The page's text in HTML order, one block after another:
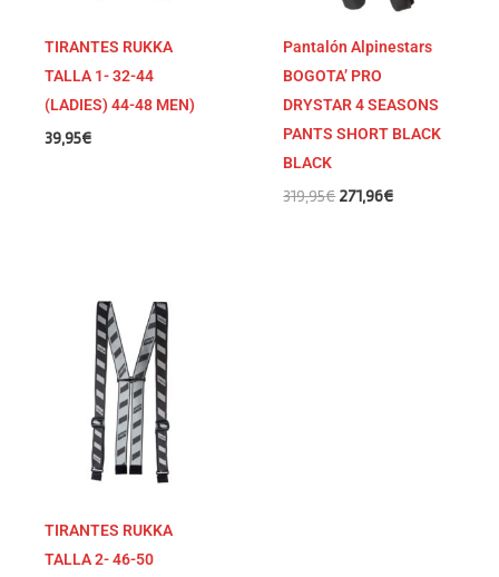
TIRANTES RUKKA
TALLA 1- 32-44
(LADIES) 44-48 MEN)
39,95€
Pantalón Alpinestars
BOGOTA’ PRO
DRYSTAR 4 SEASONS
PANTS SHORT BLACK
BLACK
319,95€271,96€
TIRANTES RUKKA
TALLA 2- 46-50